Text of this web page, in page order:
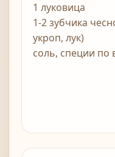
1 луковица
1-2 зубчика
укроп, лук)
соль, специи по